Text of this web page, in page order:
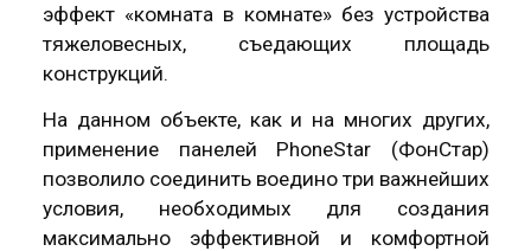
эффект «комната в комнате» без устройства
тяжеловесных, съедающих площадь
конструкций.
На данном объекте, как и на многих других,
применение панелей PhoneStar (ФонСтар)
позволило соединить воедино три важнейших
условия, необходимых для создания
максимально эффективной и комфортной